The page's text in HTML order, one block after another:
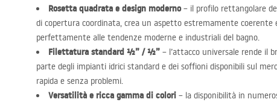
Rosetta quadrata e design moderno– il profilo rettangolare
di copertura coordinata, crea un aspetto estremamente coerente
perfettamente alle tendenze moderne e industriali del bagno.
Filettatura standard ½” / ½” – l’attacco universale rende il
parte degli impianti idrici standard e dei soffioni disponibili sul
rapida e senza problemi.
Versatilità e ricca gamma di colori – la disponibilità in